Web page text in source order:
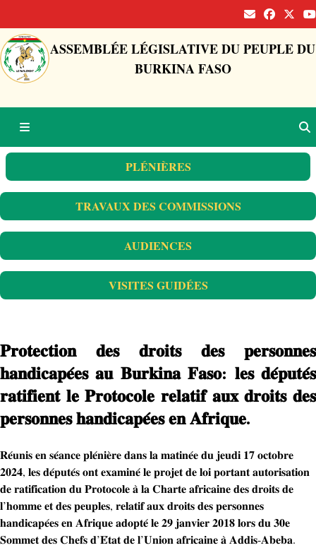
ASSEMBLÉE LÉGISLATIVE DU PEUPLE DU
BURKINA FASO
PLÉNIÈRES
TRAVAUX DES COMMISSIONS
AUDIENCES
VISITES GUIDÉES
𝐏𝐫𝐨𝐭𝐞𝐜𝐭𝐢𝐨𝐧 𝐝𝐞𝐬 𝐝𝐫𝐨𝐢𝐭𝐬 𝐝𝐞𝐬 𝐩𝐞𝐫𝐬𝐨𝐧𝐧𝐞𝐬
𝐡𝐚𝐧𝐝𝐢𝐜𝐚𝐩𝐞́𝐞𝐬 𝐚𝐮 𝐁𝐮𝐫𝐤𝐢𝐧𝐚 𝐅𝐚𝐬𝐨: 𝐥𝐞𝐬 𝐝𝐞́𝐩𝐮𝐭𝐞́𝐬
𝐫𝐚𝐭𝐢𝐟𝐢𝐞𝐧𝐭 𝐥𝐞 𝐏𝐫𝐨𝐭𝐨𝐜𝐨𝐥𝐞 𝐫𝐞𝐥𝐚𝐭𝐢𝐟 𝐚𝐮𝐱 𝐝𝐫𝐨𝐢𝐭𝐬 𝐝𝐞𝐬
𝐩𝐞𝐫𝐬𝐨𝐧𝐧𝐞𝐬 𝐡𝐚𝐧𝐝𝐢𝐜𝐚𝐩𝐞́𝐞𝐬 𝐞𝐧 𝐀𝐟𝐫𝐢𝐪𝐮𝐞.
𝐑𝐞́𝐮𝐧𝐢𝐬 𝐞𝐧 𝐬𝐞́𝐚𝐧𝐜𝐞 𝐩𝐥𝐞́𝐧𝐢𝐞̀𝐫𝐞 𝐝𝐚𝐧𝐬 𝐥𝐚 𝐦𝐚𝐭𝐢𝐧𝐞́𝐞 𝐝𝐮 𝐣𝐞𝐮𝐝𝐢 𝟏𝟕 𝐨𝐜𝐭𝐨𝐛𝐫𝐞
𝟐𝟎𝟐𝟒, 𝐥𝐞𝐬 𝐝𝐞́𝐩𝐮𝐭𝐞́𝐬 𝐨𝐧𝐭 𝐞𝐱𝐚𝐦𝐢𝐧𝐞́ 𝐥𝐞 𝐩𝐫𝐨𝐣𝐞𝐭 𝐝𝐞 𝐥𝐨𝐢 𝐩𝐨𝐫𝐭𝐚𝐧𝐭 𝐚𝐮𝐭𝐨𝐫𝐢𝐬𝐚𝐭𝐢𝐨𝐧
𝐝𝐞 𝐫𝐚𝐭𝐢𝐟𝐢𝐜𝐚𝐭𝐢𝐨𝐧 𝐝𝐮 𝐏𝐫𝐨𝐭𝐨𝐜𝐨𝐥𝐞 𝐚̀ 𝐥𝐚 𝐂𝐡𝐚𝐫𝐭𝐞 𝐚𝐟𝐫𝐢𝐜𝐚𝐢𝐧𝐞 𝐝𝐞𝐬 𝐝𝐫𝐨𝐢𝐭𝐬 𝐝𝐞
𝐥’𝐡𝐨𝐦𝐦𝐞 𝐞𝐭 𝐝𝐞𝐬 𝐩𝐞𝐮𝐩𝐥𝐞𝐬, 𝐫𝐞𝐥𝐚𝐭𝐢𝐟 𝐚𝐮𝐱 𝐝𝐫𝐨𝐢𝐭𝐬 𝐝𝐞𝐬 𝐩𝐞𝐫𝐬𝐨𝐧𝐧𝐞𝐬
𝐡𝐚𝐧𝐝𝐢𝐜𝐚𝐩𝐞́𝐞𝐬 𝐞𝐧 𝐀𝐟𝐫𝐢𝐪𝐮𝐞 𝐚𝐝𝐨𝐩𝐭𝐞́ 𝐥𝐞 𝟐𝟗 𝐣𝐚𝐧𝐯𝐢𝐞𝐫 𝟐𝟎𝟏𝟖 𝐥𝐨𝐫𝐬 𝐝𝐮 𝟑𝟎𝐞
𝐒𝐨𝐦𝐦𝐞𝐭 𝐝𝐞𝐬 𝐂𝐡𝐞𝐟𝐬 𝐝’𝐄́𝐭𝐚𝐭 𝐝𝐞 𝐥’𝐔𝐧𝐢𝐨𝐧 𝐚𝐟𝐫𝐢𝐜𝐚𝐢𝐧𝐞 𝐚̀ 𝐀𝐝𝐝𝐢𝐬-𝐀𝐛𝐞𝐛𝐚.